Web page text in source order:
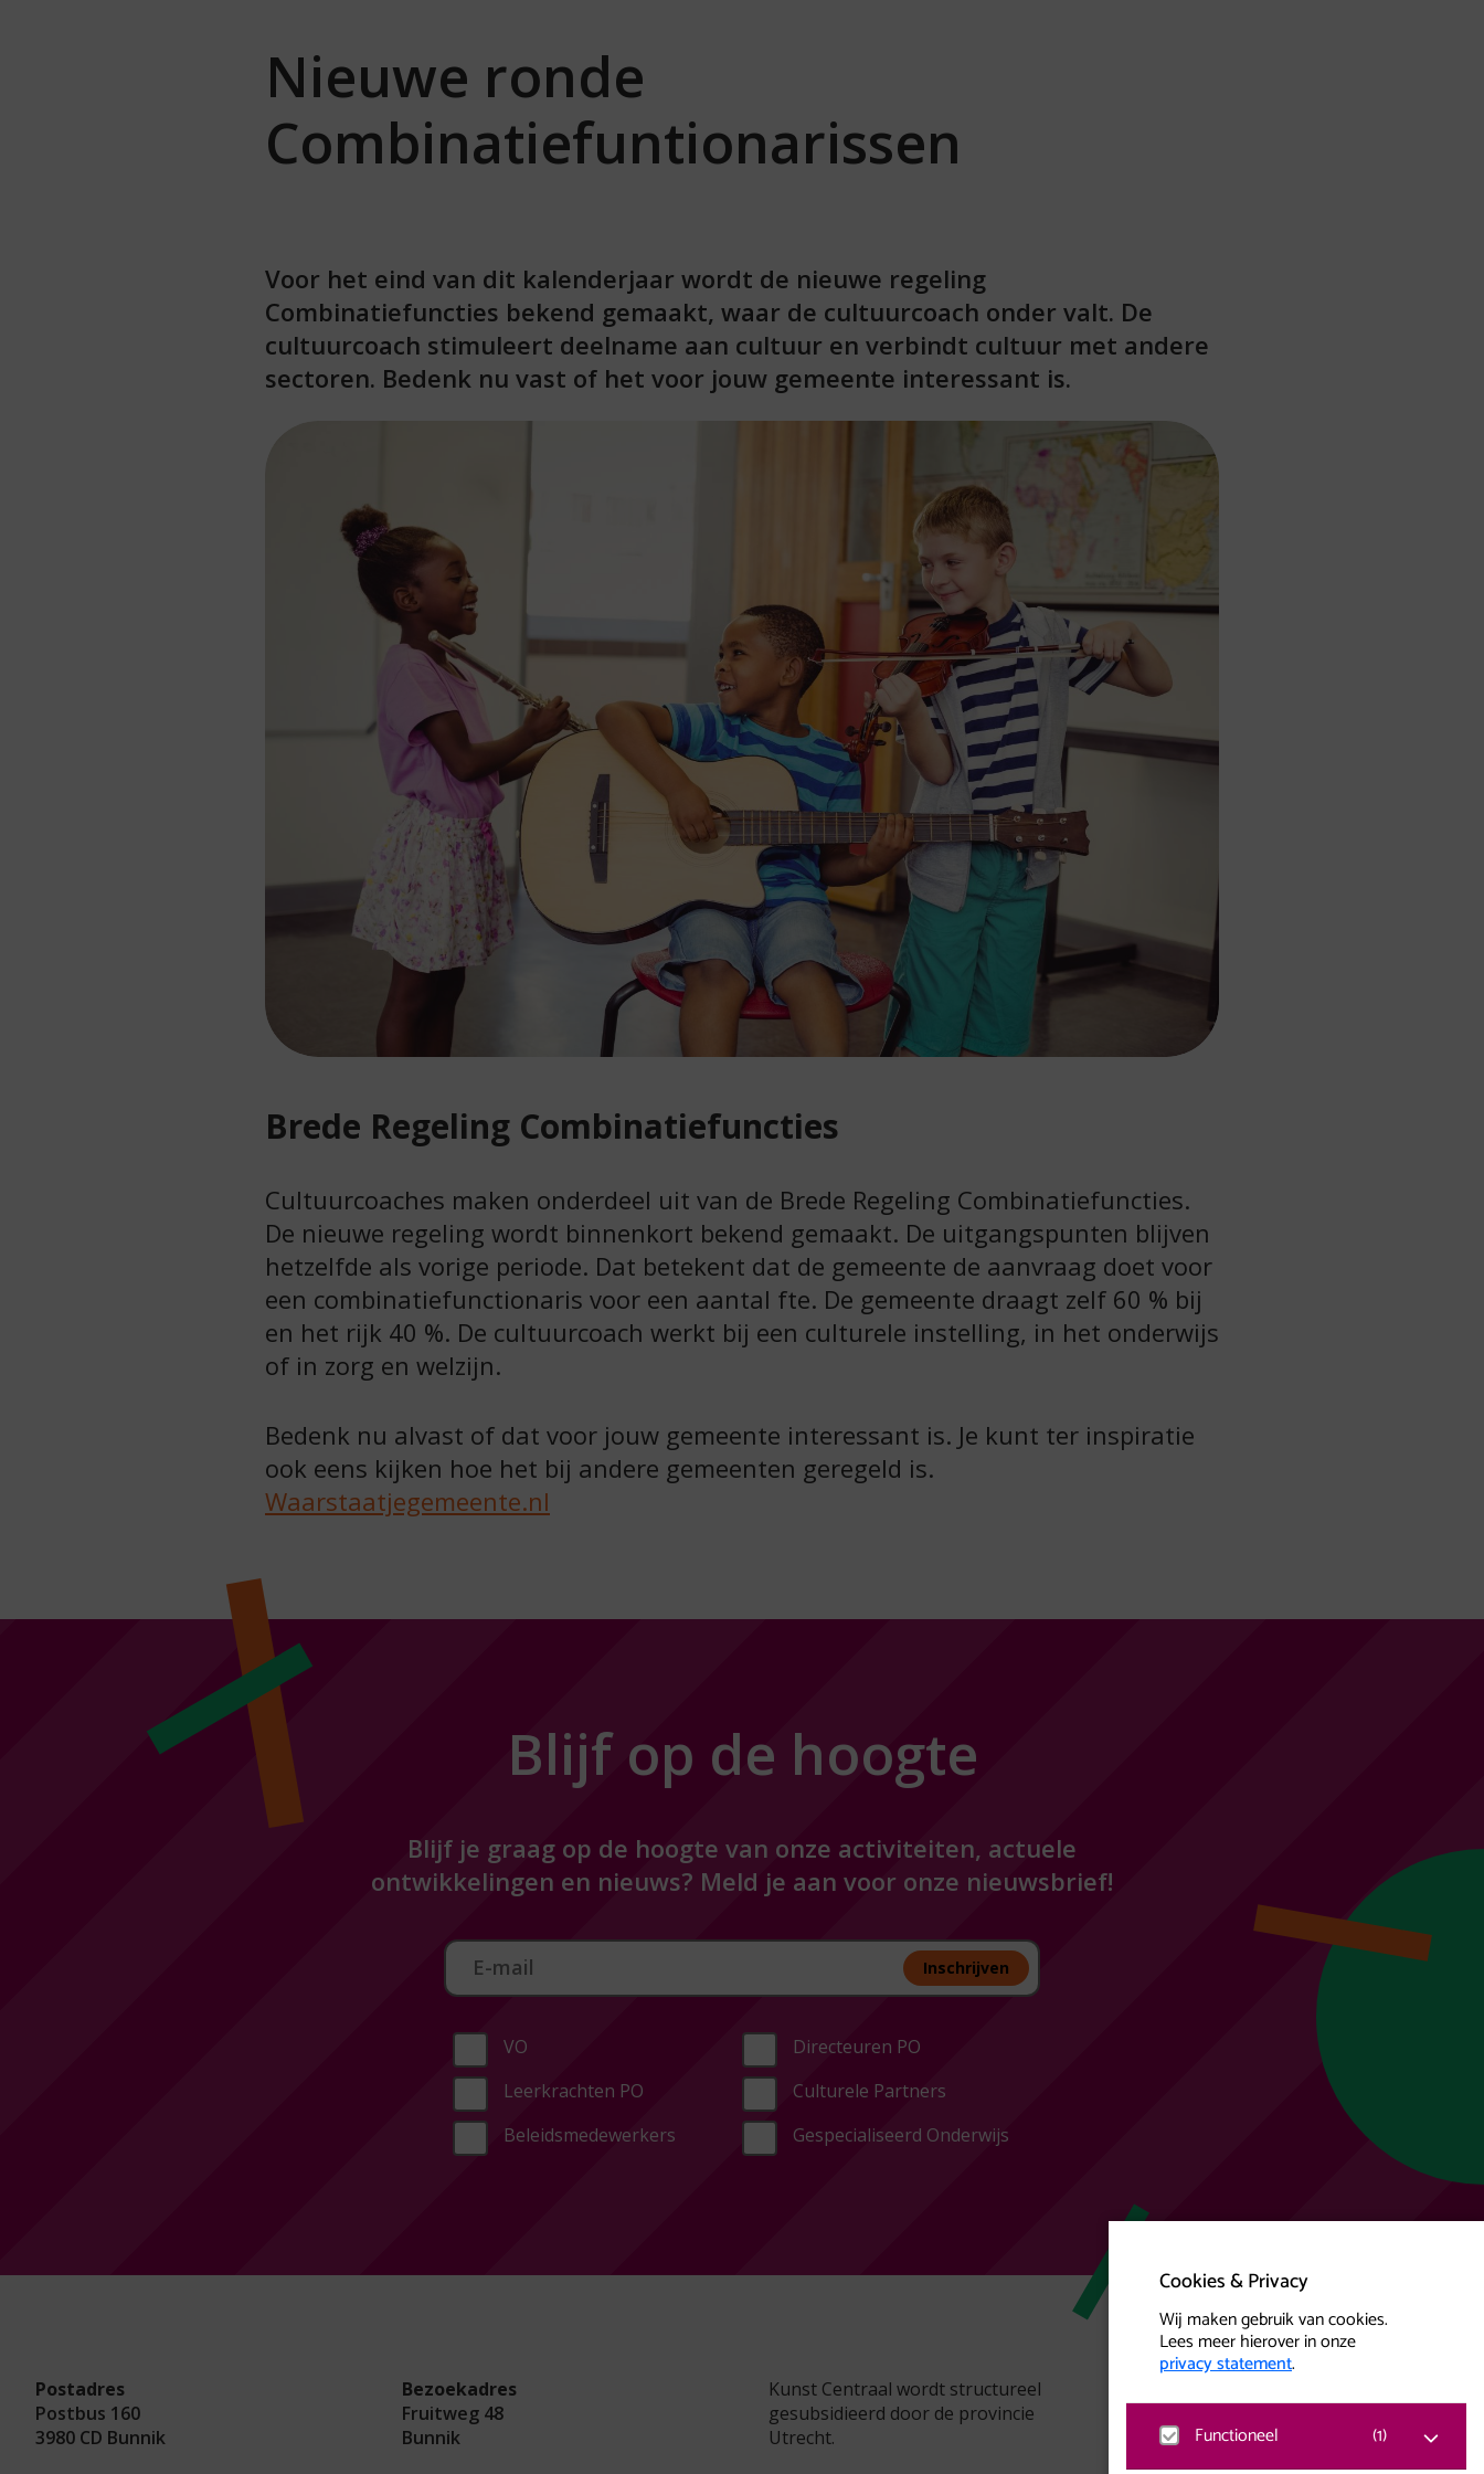
Cookies & Privacy
Wij maken gebruik van cookies.
Lees meer hierover in onze
privacy statement.
Functioneel (1)
Nieuwe ronde
Combinatiefuntionarissen
Voor het eind van dit kalenderjaar wordt de nieuwe regeling
Combinatiefuncties bekend gemaakt, waar de cultuurcoach onder valt. De
cultuurcoach stimuleert deelname aan cultuur en verbindt cultuur met andere
sectoren. Bedenk nu vast of het voor jouw gemeente interessant is.
Brede Regeling Combinatiefuncties
Cultuurcoaches maken onderdeel uit van de Brede Regeling Combinatiefuncties.
De nieuwe regeling wordt binnenkort bekend gemaakt. De uitgangspunten blijven
hetzelfde als vorige periode. Dat betekent dat de gemeente de aanvraag doet voor
een combinatiefunctionaris voor een aantal fte. De gemeente draagt zelf 60 % bij
en het rijk 40 %. De cultuurcoach werkt bij een culturele instelling, in het onderwijs
of in zorg en welzijn.
Bedenk nu alvast of dat voor jouw gemeente interessant is. Je kunt ter inspiratie
ook eens kijken hoe het bij andere gemeenten geregeld is.
Waarstaatjegemeente.nl
Blijf op de hoogte
Blijf je graag op de hoogte van onze activiteiten, actuele
ontwikkelingen en nieuws? Meld je aan voor onze nieuwsbrief!
Aan melden nieuwsbrief Inschrijven
VO
Directeuren PO
Leerkrachten PO
Culturele Partners
Beleidsmedewerkers
Gespecialiseerd Onderwijs
Postadres
Postbus 160
3980 CD Bunnik
Bezoekadres
Fruitweg 48
Bunnik
Kunst Centraal wordt structureel
gesubsidieerd door de provincie
Utrecht.